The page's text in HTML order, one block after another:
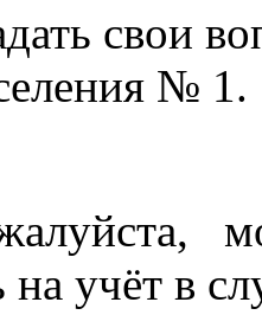
свои
№ 1.
учёт в